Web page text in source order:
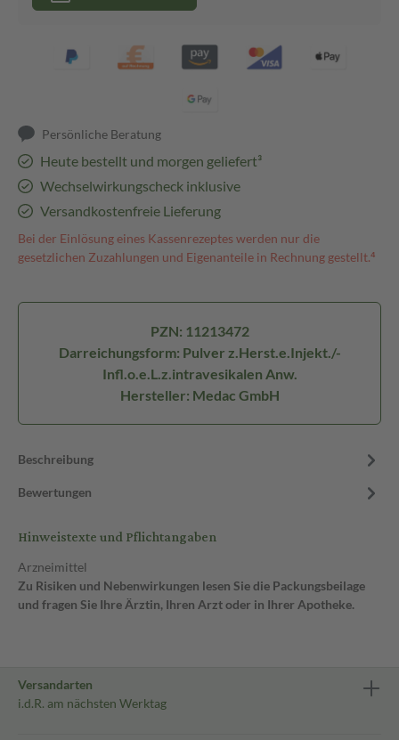
Persönliche Beratung
Heute bestellt und morgen geliefert³
Wechselwirkungscheck inklusive
Versandkostenfreie Lieferung
Bei der Einlösung eines Kassenrezeptes werden nur die
gesetzlichen Zuzahlungen und Eigenanteile in Rechnung gestellt.⁴
PZN: 11213472
Darreichungsform: Pulver z.Herst.e.Injekt./-
Infl.o.e.L.z.intravesikalen Anw.
Hersteller: Medac GmbH
Beschreibung
Bewertungen
Hinweistexte und Pflichtangaben
Arzneimittel
Zu Risiken und Nebenwirkungen lesen Sie die Packungsbeilage
und fragen Sie Ihre Ärztin, Ihren Arzt oder in Ihrer Apotheke.
Versandarten
i.d.R. am nächsten Werktag